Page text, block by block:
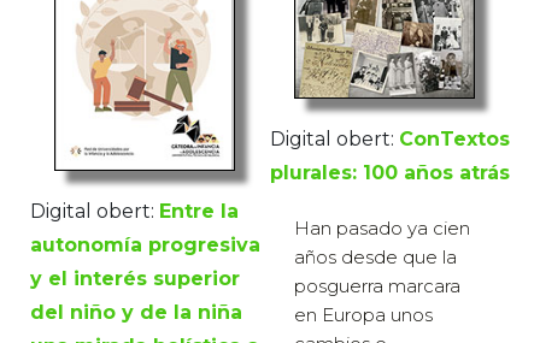
Digital obert: Entre la
autonomía progresiva
y el interés superior
del niño y de la niña
Digital obert: ConTextos
plurales: 100 años atrás
Han pasado ya cien
años desde que la
posguerra marcara
en Europa unos